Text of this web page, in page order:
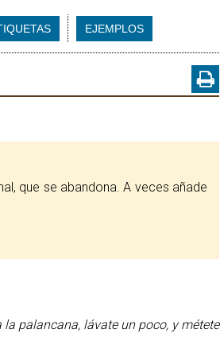
EJEMPLOS
que se abandona. A veces añade
palancana, lávate un poco, y métete